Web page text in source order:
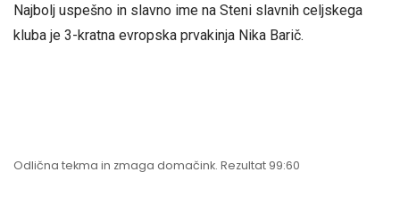
Najbolj uspešno in slavno ime na Steni slavnih celjskega
kluba je 3-kratna evropska prvakinja Nika Barič.
Odlična tekma in zmaga domačink. Rezultat 99:60